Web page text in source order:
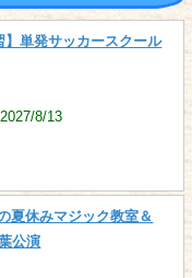
】単発サッカースクール
8/13
夏休みマジック教室＆
公演